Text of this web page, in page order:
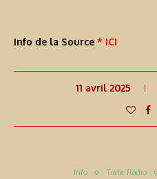
Info de la Source * ICI
11 avril 2025
Info Trafic Radio